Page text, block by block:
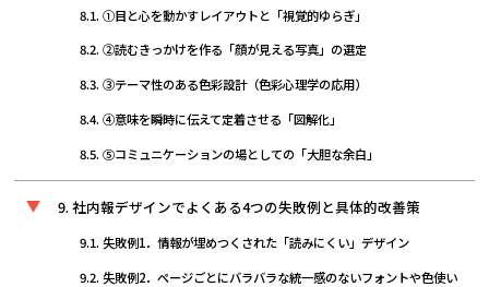
①目と心を動かすレイアウトと「視覚的ゆらぎ」
②読むきっかけを作る「顔が見える写真」の選定
③テーマ性のある色彩設計（色彩心理学の応用）
④意味を瞬時に伝えて定着させる「図解化」
⑤コミュニケーションの場としての「大胆な余白」
社内報デザインでよくある4つの失敗例と具体的改善策
失敗例1．情報が埋めつくされた「読みにくい」デザイン
失敗例2．ページごとにバラバラな統一感のないフォントや色使い